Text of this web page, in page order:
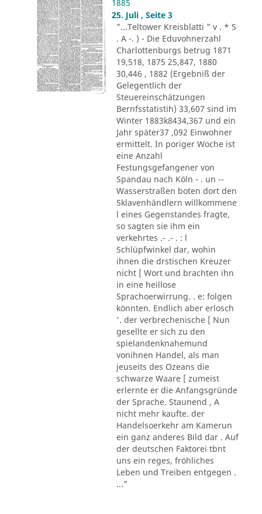
1885
25. Juli , Seite 3
"...Teltower Kreisblatti " v . * S
. A -. ) - Die Eduvohnerzahl
Charlottenburgs betrug 1871
19,518, 1875 25,847, 1880
30,446 , 1882 (Ergebniß der
Gelegentlich der
Steuereinschätzungen
Bernfsstatistih) 33,607 sind im
Winter 1883k8434,367 und ein
Jahr später37 ,092 Einwohner
ermittelt. In poriger Woche ist
eine Anzahl
Festungsgefangener von
Spandau nach Köln - . un --
Wasserstraßen boten dort den
Sklavenhändlern willkommene
l eines Gegenstandes fragte,
so sagten sie ihm ein
verkehrtes .- .- . : l
Schlüpfwinkel dar, wohin
ihnen die drstischen Kreuzer
nicht [ Wort und brachten ihn
in eine heillose
Sprachoerwirrung. . e: folgen
könnten. Endlich aber erlosch
'. der verbrechenische [ Nun
gesellte er sich zu den
spielandenknahemund
vonihnen Handel, als man
jeuseits des Ozeans die
schwarze Waare [ zumeist
erlernte er die Anfangsgründe
der Sprache. Staunend , A
nicht mehr kaufte. der
Handelsoerkehr am Kamerun
ein ganz anderes Bild dar . Auf
der deutschen Faktorei tbnt
uns ein reges, fröhliches
Leben und Treiben entgegen .
..."